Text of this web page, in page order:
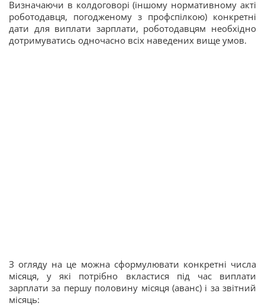
Визначаючи в колдоговорі (іншому нормативному акті
роботодавця, погодженому з профспілкою) конкретні
дати для виплати зарплати, роботодавцям необхідно
дотримуватись одночасно всіх наведених вище умов.
З огляду на це можна сформулювати конкретні числа
місяця, у які потрібно вкластися під час виплати
зарплати за першу половину місяця (аванс) і за звітний
місяць: